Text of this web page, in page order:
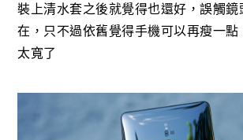
裝上清水套之後就覺得也還好，誤觸
在，只不過依舊覺得手機可以再瘦一
太寬了